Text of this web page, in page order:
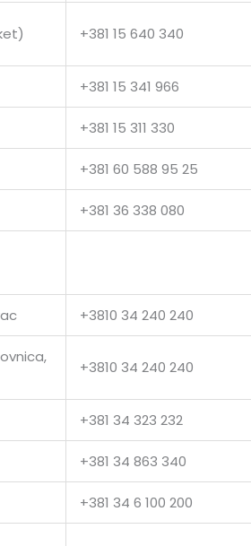
+381 15 640 340
+381 15 341 966
+381 15 311 330
+381 60 588 95 25
+381 36 338 080
+3810 34 240 240
+3810 34 240 240
+381 34 323 232
+381 34 863 340
+381 34 6 100 200